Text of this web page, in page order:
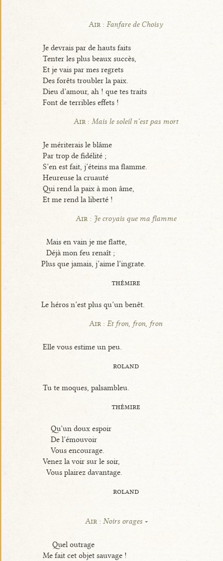
Air :Fanfare de Choisy
Je devrais par de hauts faits
Tenter les plus beaux succès,
Et je vais par mes regrets
Des forêts troubler la paix.
Dieu d’amour, ah ! que tes traits
Font de terribles effets !
Air : Mais le soleil n’est pas mort
Je mériterais le blâme
Par trop de fidélité ;
S’en est fait, j’éteins ma flamme.
Heureuse la cruauté
Qui rend la paix à mon âme,
Et me rend la liberté !
Air : Je croyais que ma flamme
Mais en vain je me flatte,
Déjà mon feu renaît ;
Plus que jamais, j’aime l’ingrate.
thémire
Le héros n’est plus qu’un benêt.
Air :Et fron, fron, fron
Elle vous estime un peu.
roland
Tu te moques, palsambleu.
thémire
Qu’un doux espoir
De l’émouvoir
Vous encourage.
Venez la voir sur le soir,
Vous plairez davantage.
roland
Air : Noirs orages
Quel outrage
Me fait cet objet sauvage !